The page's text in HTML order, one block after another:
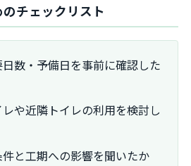
チェックリスト
数・予備日を事前に確認した
や近隣トイレの利用を検討し
と工期への影響を聞いたか